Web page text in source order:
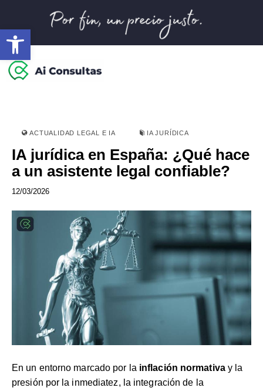
ACTUALIDAD LEGAL E IA IA JURÍDICA
IA jurídica en España: ¿Qué hace
a un asistente legal confiable?
12/03/2026
En un entorno marcado por la inflación normativay la
presión por la inmediatez, la integración de la
Abrir barra de herramientas